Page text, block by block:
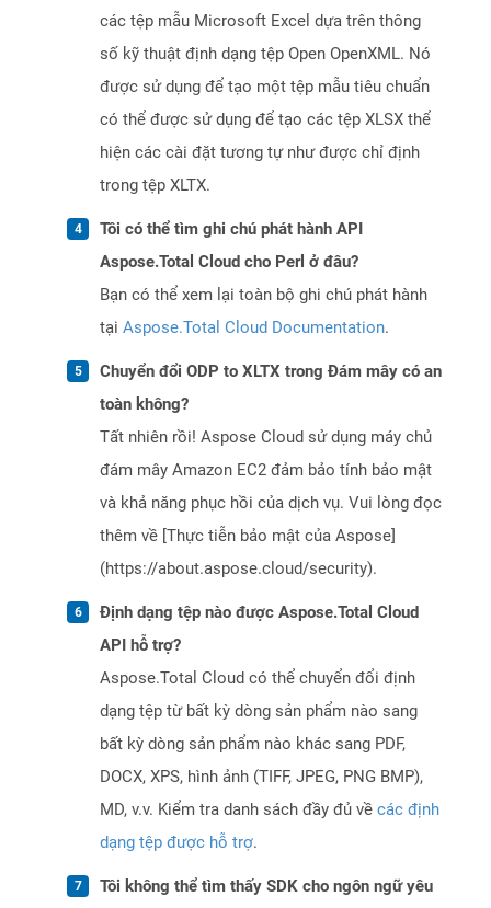
các tệp mẫu Microsoft Excel dựa trên thông
số kỹ thuật định dạng tệp Open OpenXML. Nó
được sử dụng để tạo một tệp mẫu tiêu chuẩn
có thể được sử dụng để tạo các tệp XLSX thể
hiện các cài đặt tương tự như được chỉ định
trong tệp XLTX.
Tôi có thể tìm ghi chú phát hành API
Aspose.Total Cloud cho Perl ở đâu?
Bạn có thể xem lại toàn bộ ghi chú phát hành
tại Aspose.Total Cloud Documentation.
Chuyển đổi ODP to XLTX trong Đám mây có an
toàn không?
Tất nhiên rồi! Aspose Cloud sử dụng máy chủ
đám mây Amazon EC2 đảm bảo tính bảo mật
và khả năng phục hồi của dịch vụ. Vui lòng đọc
thêm về [Thực tiễn bảo mật của Aspose]
(https://about.aspose.cloud/security).
Định dạng tệp nào được Aspose.Total Cloud
API hỗ trợ?
Aspose.Total Cloud có thể chuyển đổi định
dạng tệp từ bất kỳ dòng sản phẩm nào sang
bất kỳ dòng sản phẩm nào khác sang PDF,
DOCX, XPS, hình ảnh (TIFF, JPEG, PNG BMP),
MD, v.v. Kiểm tra danh sách đầy đủ về các định
dạng tệp được hỗ trợ.
Tôi không thể tìm thấy SDK cho ngôn ngữ yêu